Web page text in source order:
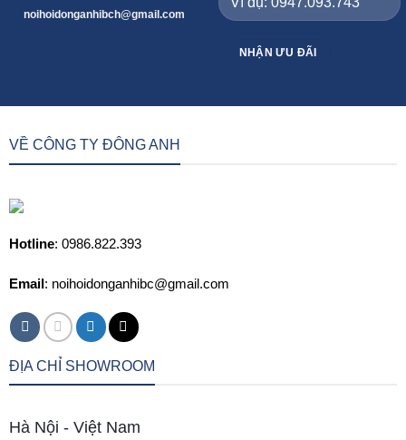
noihoidonganhibch@gmail.com
VỀ CÔNG TY ĐÔNG ANH
Hotline: 0986.822.393
Email: noihoidonganhibc@gmail.com
ĐỊA CHỈ SHOWROOM
Hà Nội - Việt Nam